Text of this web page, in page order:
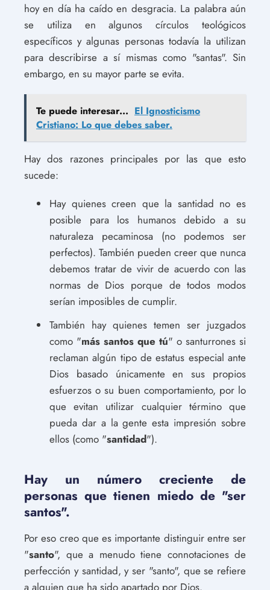
hoy en día ha caído en desgracia. La palabra aún
se utiliza en algunos círculos teológicos
específicos y algunas personas todavía la utilizan
para describirse a sí mismas como "santas". Sin
embargo, en su mayor parte se evita.
Te puede interesar... El Ignosticismo
Cristiano: Lo que debes saber.
Hay dos razones principales por las que esto
sucede:
Hay quienes creen que la santidad no es
posible para los humanos debido a su
naturaleza pecaminosa (no podemos ser
perfectos). También pueden creer que nunca
debemos tratar de vivir de acuerdo con las
normas de Dios porque de todos modos
serían imposibles de cumplir.
También hay quienes temen ser juzgados
como "más santos que tú" o santurrones si
reclaman algún tipo de estatus especial ante
Dios basado únicamente en sus propios
esfuerzos o su buen comportamiento, por lo
que evitan utilizar cualquier término que
pueda dar a la gente esta impresión sobre
ellos (como "santidad").
Hay un número creciente de
personas que tienen miedo de "ser
santos".
Por eso creo que es importante distinguir entre ser
"santo", que a menudo tiene connotaciones de
perfección y santidad, y ser "santo", que se refiere
a alguien que ha sido apartado por Dios.